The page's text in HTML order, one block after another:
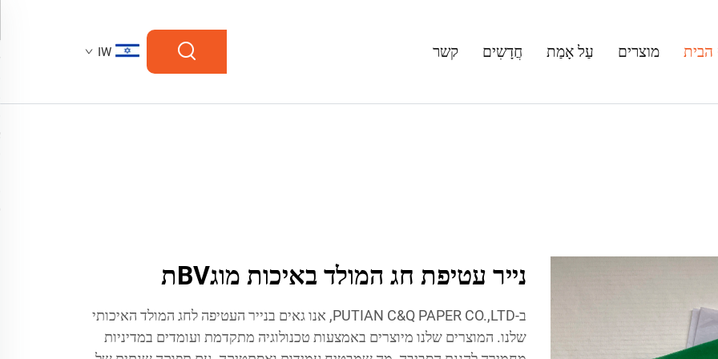
הבית מוצרים עַל אָמַת חֲדָשִים קשר IW
נייר עטיפת חג המולד באיכות מוגBVת
ב-PUTIAN C&Q PAPER CO.,LTD, אנו גאים בנייר העטיפה לחג המולד האיכותי
שלנו. המוצרים שלנו מיוצרים באמצעות טכנולוגיה מתקדמת ועומדים במדיניות